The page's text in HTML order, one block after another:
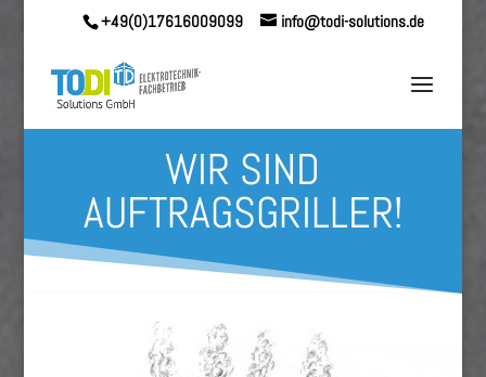
+49(0)17616009099 info@todi-solutions.de
WIR SIND
AUFTRAGSGRILLER!